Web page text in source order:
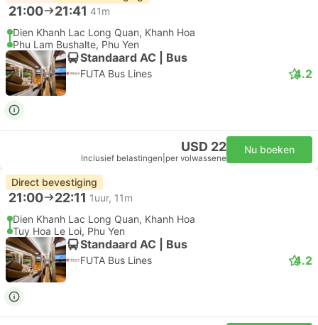
21:00 21:41 41m
Dien Khanh Lac Long Quan, Khanh Hoa
Phu Lam Bushalte, Phu Yen
Standaard AC | Bus
FUTA Bus Lines 4.2
USD 22
Inclusief belastingen per volwassene
Nu boeken
Direct bevestiging
21:00 22:11 1uur, 11m
Dien Khanh Lac Long Quan, Khanh Hoa
Tuy Hoa Le Loi, Phu Yen
Standaard AC | Bus
FUTA Bus Lines 4.2